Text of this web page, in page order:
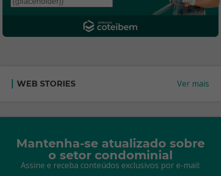
WEB STORIES Ver mais
Mantenha-se atualizado sobre
o setor condominial
Assine e receba conteúdos exclusivos por e-mail: